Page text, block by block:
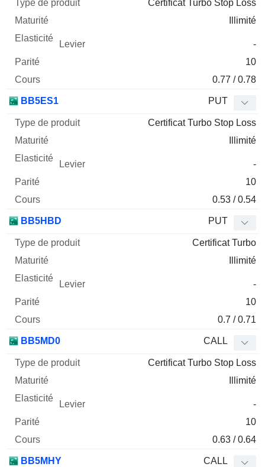
Certificat Turbo Stop Loss
Illimité
-
10
0.77 / 0.78
BB5ES1 PUT
Certificat Turbo Stop Loss
Illimité
-
10
0.53 / 0.54
BB5HBD PUT
Certificat Turbo
Illimité
-
10
0.7 / 0.71
BB5MD0 CALL
Certificat Turbo Stop Loss
Illimité
-
10
0.63 / 0.64
BB5MHY CALL